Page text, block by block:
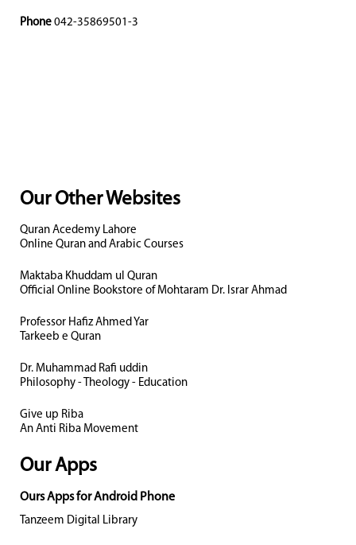
Phone 042-35869501-3
Our Other Websites
Quran Acedemy Lahore
Online Quran and Arabic Courses
Maktaba Khuddam ul Quran
Official Online Bookstore of Mohtaram Dr. Israr Ahmad
Professor Hafiz Ahmed Yar
Tarkeeb e Quran
Dr. Muhammad Rafi uddin
Philosophy - Theology - Education
Give up Riba
An Anti Riba Movement
Our Apps
Ours Apps for Android Phone
Tanzeem Digital Library